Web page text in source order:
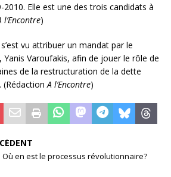
2010. Elle est une des trois candidats à
l’Encontre)
vu attribuer un mandat par le
Yanis Varoufakis, afin de jouer le rôle de
de la restructuration de la dette
(RédactionA l’Encontre)
Où en est le processus révolutionnaire?